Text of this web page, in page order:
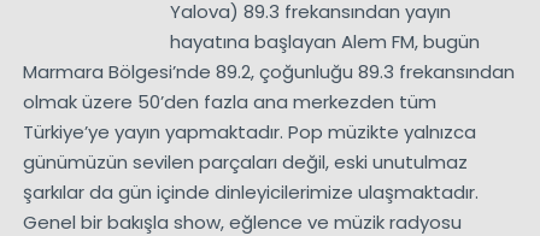
Yalova) 89.3 frekansından yayın
hayatına başlayan Alem FM, bugün
Marmara Bölgesi’nde 89.2, çoğunluğu 89.3 frekansından
olmak üzere 50’den fazla ana merkezden tüm
Türkiye’ye yayın yapmaktadır. Pop müzikte yalnızca
günümüzün sevilen parçaları değil, eski unutulmaz
şarkılar da gün içinde dinleyicilerimize ulaşmaktadır.
Genel bir bakışla show, eğlence ve müzik radyosu